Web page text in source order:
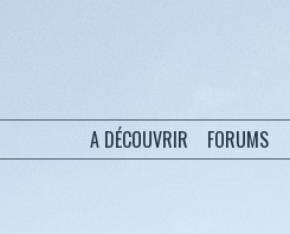
A DÉCOUVRIR FORUMS